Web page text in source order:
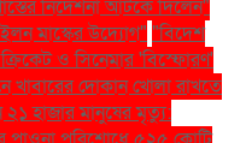
নির্দেশনা আটকে দিলেন"
মাস্কের উদ্যোগ" "বিদেশ
ও সিনেমার 'বিস্ফোরণ'
খাবারের দোকান খোলা রাখতে
২১ হাজার মানুষের মৃত্যু: